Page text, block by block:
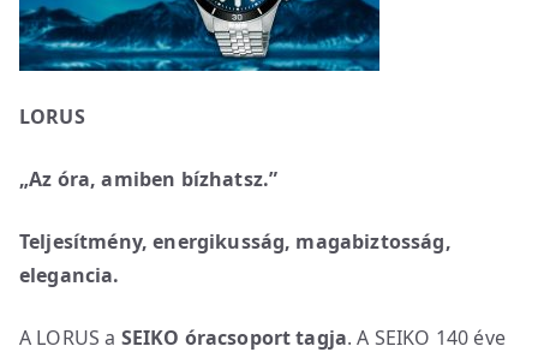
LORUS
„Az óra, amiben bízhatsz.”
Teljesítmény, energikusság, magabiztosság,
elegancia.
A LORUS a SEIKO óracsoport tagja. A SEIKO 140 éve